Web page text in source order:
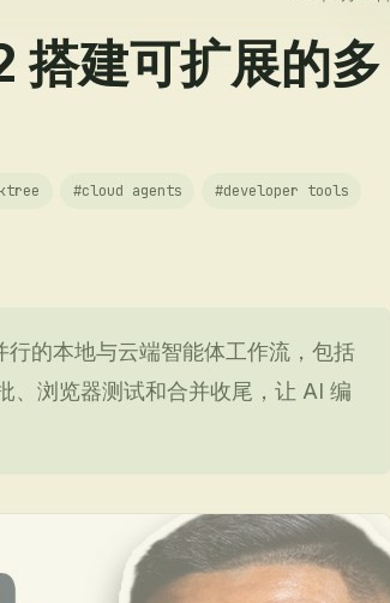
建可扩展的多
#cloud agents #developer tools
的本地与云端智能体工作流，包括
、浏览器测试和合并收尾，让 AI 编